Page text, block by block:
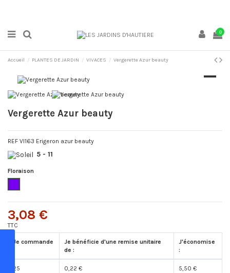
0
Accueil PLANTES DE JARDIN VIVACES Vergerette Azur beauty
Vergerette Azur beauty
REF VI163 Erigeron azur beauty
5 - 11
Floraison
3,08 €
TTC
Je commande
Je bénéficie d'une remise unitaire
de :
J'économise
:
25 0,22 € 5,50 €